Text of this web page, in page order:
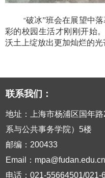
“破冰”班会在展望中
彩的校园生活才刚刚开始
沃土上绽放出更加灿烂的光
联系我们：
地址：上海市杨浦区国年
系与公共事务学院）5楼
邮编：200433
Email：mpa@fudan.edu.cn
电话：021-55664501/021-